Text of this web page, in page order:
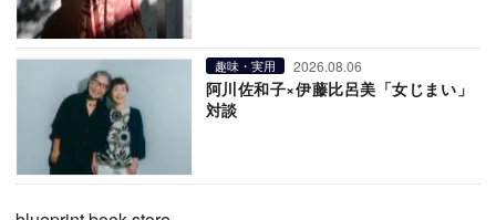
趣味・実用 2026.08.06
阿川佐和子×伊藤比呂美「女じまい」
対談